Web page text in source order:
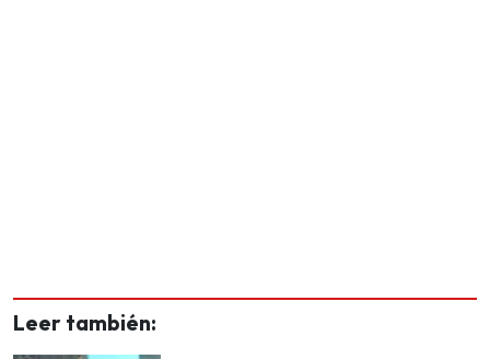
Leer también: